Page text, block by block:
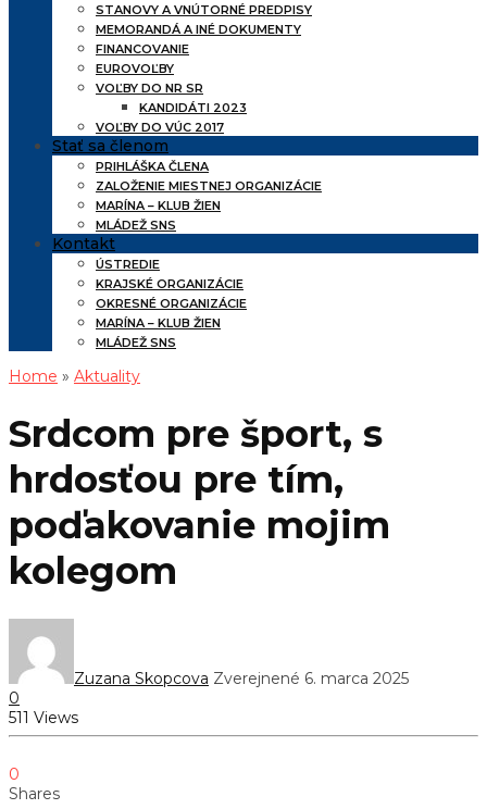
STANOVY A VNÚTORNÉ PREDPISY
MEMORANDÁ A INÉ DOKUMENTY
FINANCOVANIE
EUROVOĽBY
VOĽBY DO NR SR
KANDIDÁTI 2023
VOĽBY DO VÚC 2017
Stať sa členom
PRIHLÁŠKA ČLENA
ZALOŽENIE MIESTNEJ ORGANIZÁCIE
MARÍNA – KLUB ŽIEN
MLÁDEŽ SNS
Kontakt
ÚSTREDIE
KRAJSKÉ ORGANIZÁCIE
OKRESNÉ ORGANIZÁCIE
MARÍNA – KLUB ŽIEN
MLÁDEŽ SNS
Home » Aktuality
Srdcom pre šport, s
hrdosťou pre tím,
poďakovanie mojim
kolegom
Zuzana Skopcova Zverejnené 6. marca 2025
0
511 Views
0
Shares